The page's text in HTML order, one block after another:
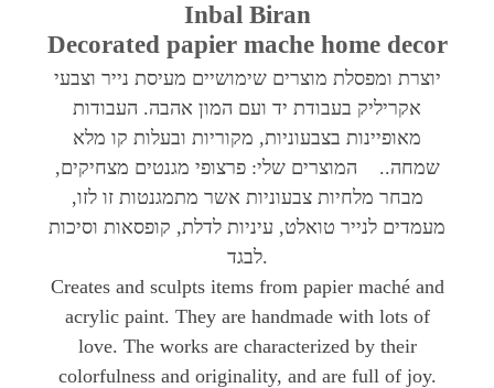
Inbal Biran
Decorated papier mache home decor
יוצרת ומפסלת מוצרים שימושיים מעיסת נייר וצבעי
אקריליק בעבודת יד ועם המון אהבה. העבודות
מאופיינות בצבעוניות, מקוריות ובעלות קו מלא
שמחה.. המוצרים שלי: פרצופי מגנטים מצחיקים,
מבחר מלחיות צבעוניות אשר מתמגנטות זו לזו,
מעמדים לנייר טואלט, עיניות לדלת, קופסאות וסיכות
לבגד.
Creates and sculpts items from papier maché and
acrylic paint. They are handmade with lots of
love. The works are characterized by their
colorfulness and originality, and are full of joy.